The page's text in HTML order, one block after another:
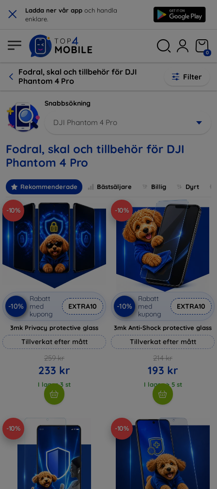
× Ladda ner vår app och handla
enklare.
0
Fodral, skal och tillbehör för DJI
Phantom 4 Pro
Filter
Snabbsökning
DJI Phantom 4 Pro
Fodral, skal och tillbehör för DJI
Phantom 4 Pro
Rekommenderade Bästsäljare Billig Dyrt
-10%
-10%
Rabatt
med
kupong
EXTRA10
3mk Privacy protective glass
Tillverkat efter mått
259 kr
233 kr
I lager 3 st
-10%
-10%
Rabatt
med
kupong
EXTRA10
3mk Anti-Shock protective glass
Tillverkat efter mått
214 kr
193 kr
I lager > 5 st
-10% -10%